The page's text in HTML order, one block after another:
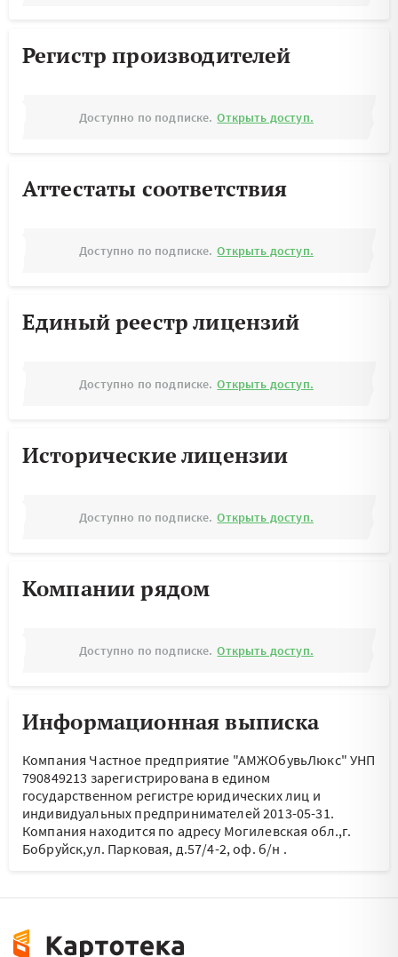
Регистр производителей
Доступно по подписке. Открыть доступ.
Аттестаты соответствия
Доступно по подписке. Открыть доступ.
Единый реестр лицензий
Доступно по подписке. Открыть доступ.
Исторические лицензии
Доступно по подписке. Открыть доступ.
Компании рядом
Доступно по подписке. Открыть доступ.
Информационная выписка
Компания Частное предприятие "АМЖОбувьЛюкс" УНП
790849213 зарегистрирована в едином
государственном регистре юридических лиц и
индивидуальных предпринимателей 2013-05-31.
Компания находится по адресу Могилевская обл.,г.
Бобруйск,ул. Парковая, д.57/4-2, оф. б/н .